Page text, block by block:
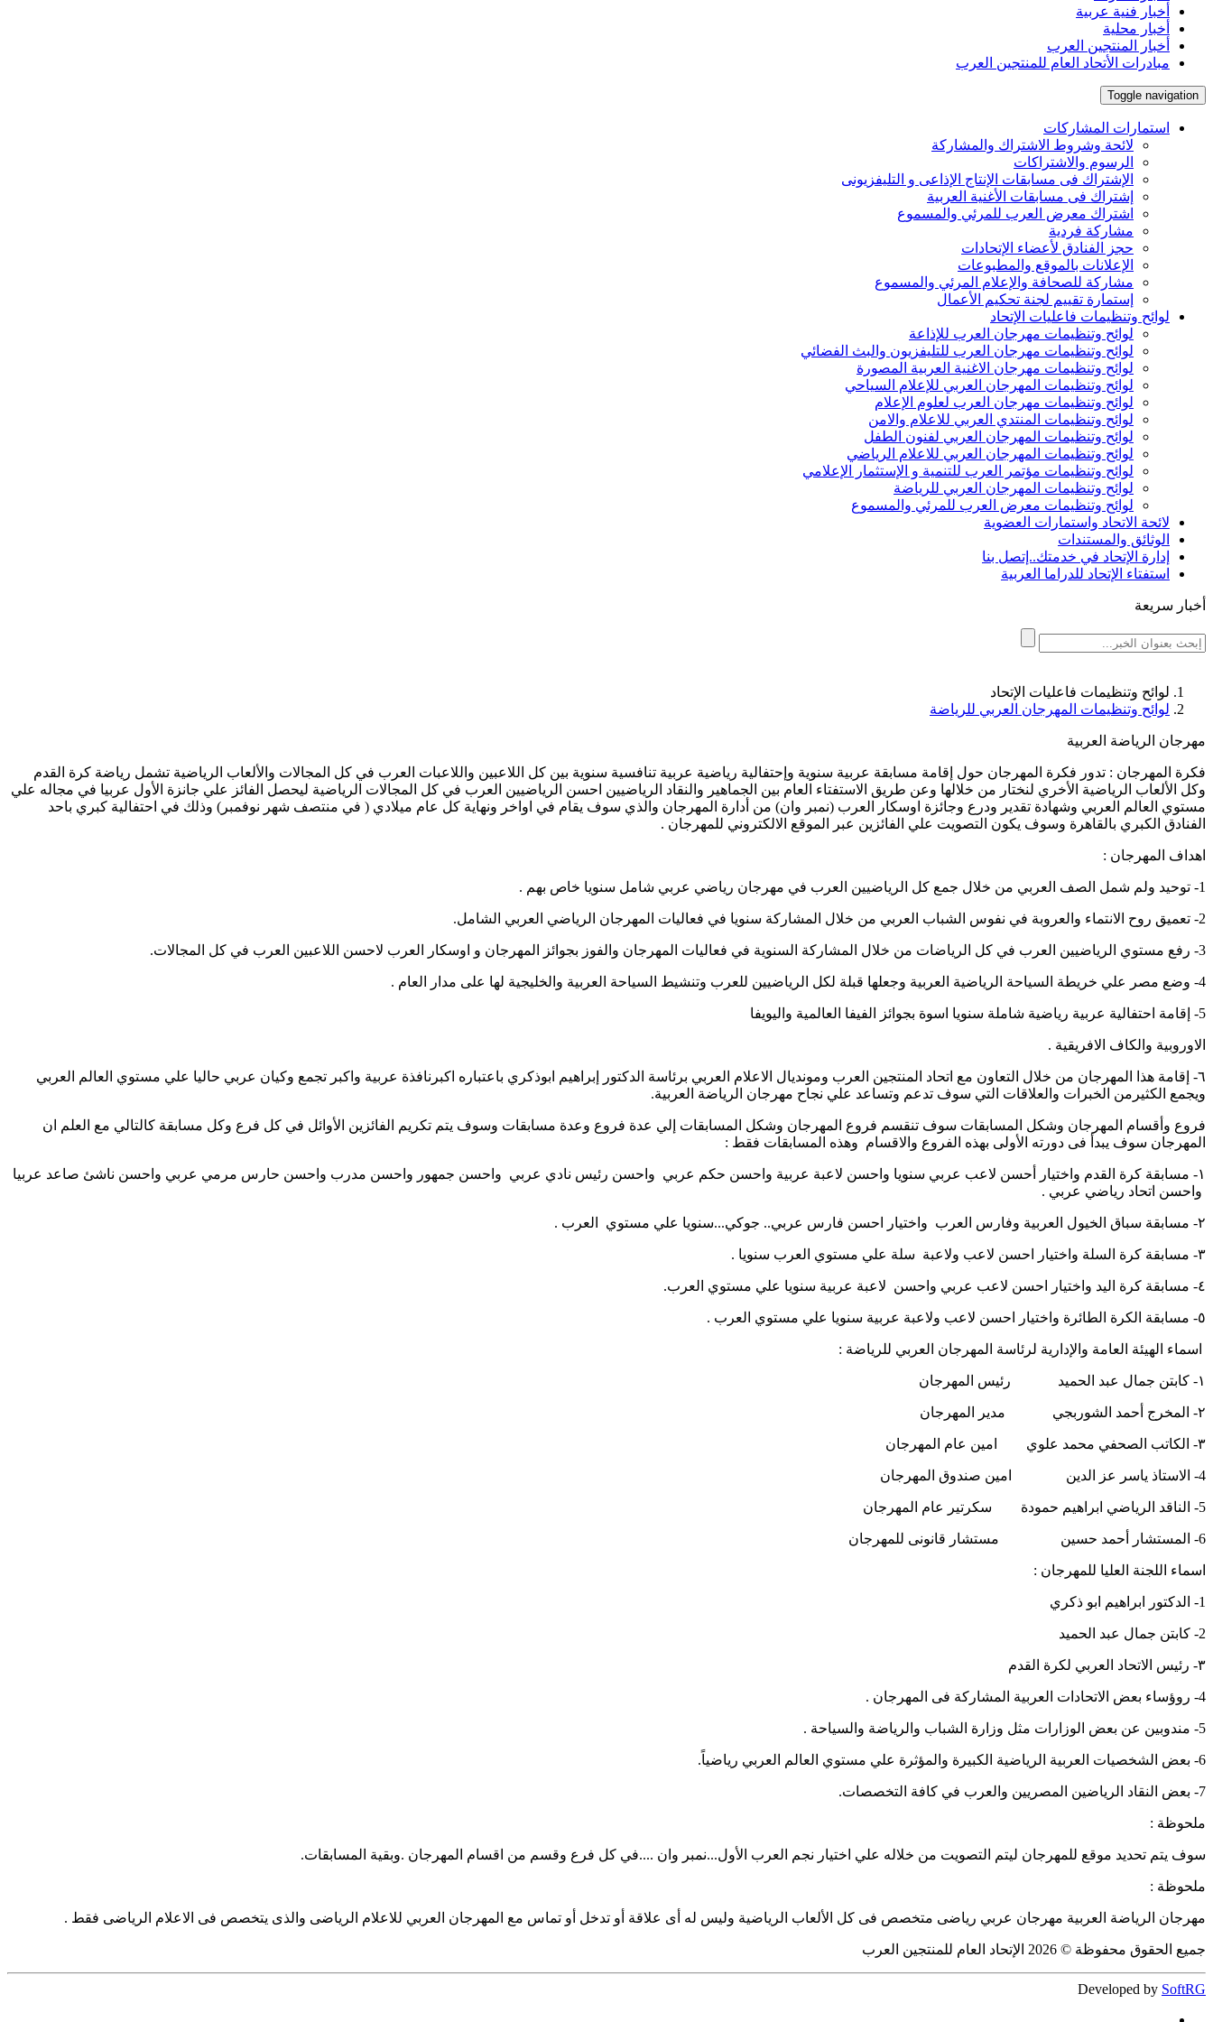
أخبار فنية عربية
أخبار محلية
أخبار المنتجين العرب
مبادرات الأتحاد العام للمنتجين العرب
Toggle navigation
استمارات المشاركات
لائحة وشروط الاشتراك والمشاركة
الرسوم والاشتراكات
الإشتراك فى مسابقات الإنتاج الإذاعى و التليفزيونى
إشتراك فى مسابقات الأغنية العربية
اشتراك معرض العرب للمرئي والمسموع
مشاركة فردية
حجز الفنادق لأعضاء الإتحادات
الإعلانات بالموقع والمطبوعات
مشاركة للصحافة والإعلام المرئي والمسموع
إستمارة تقييم لجنة تحكيم الأعمال
لوائح وتنظيمات فاعليات الإتحاد
لوائح وتنظيمات مهرجان العرب للإذاعة
لوائح وتنظيمات مهرجان العرب للتليفزيون والبث الفضائي
لوائح وتنظيمات مهرجان الاغنية العربية المصورة
لوائح وتنظيمات المهرجان العربي للإعلام السياحي
لوائح وتنظيمات مهرجان العرب لعلوم الإعلام
لوائح وتنظيمات المنتدي العربي للاعلام والامن
لوائح وتنظيمات المهرجان العربي لفنون الطفل
لوائح وتنظيمات المهرجان العربي للاعلام الرياضي
لوائح وتنظيمات مؤتمر العرب للتنمية و الإستثمار الإعلامي
لوائح وتنظيمات المهرجان العربي للرياضة
لوائح وتنظيمات معرض العرب للمرئي والمسموع
لائحة الاتحاد واستمارات العضوية
الوثائق والمستندات
إدارة الإتحاد في خدمتك..إتصل بنا
استفتاء الإتحاد للدراما العربية
أخبار سريعة
لوائح وتنظيمات فاعليات الإتحاد
لوائح وتنظيمات المهرجان العربي للرياضة
مهرجان الرياضة العربية
فكرة المهرجان : تدور فكرة المهرجان حول إقامة مسابقة عربية سنوية وإحتفالية رياضية عربية تنافسية سنوية بين كل اللاعبين واللاعبات العرب في كل المجالات والألعاب الرياضية تشمل رياضة كرة القدم
وكل الألعاب الرياضية الأخري لنختار من خلالها وعن طريق الاستفتاء العام بين الجماهير والنقاد الرياضيين احسن الرياضيين العرب في كل المجالات الرياضية ليحصل الفائز علي جانزة الأول عربيا في مجاله علي
مستوي العالم العربي وشهادة تقدير ودرع وجائزة اوسكار العرب (نمبر وان) من أدارة المهرجان والذي سوف يقام في اواخر ونهاية كل عام ميلادي ( في منتصف شهر نوفمبر) وذلك في احتفالية كبري باحد
الفنادق الكبري بالقاهرة وسوف يكون التصويت علي الفائزين عبر الموقع الالكتروني للمهرجان .
اهداف المهرجان :
1- توحيد ولم شمل الصف العربي من خلال جمع كل الرياضيين العرب في مهرجان رياضي عربي شامل سنويا خاص بهم .
2- تعميق روح الانتماء والعروبة في نفوس الشباب العربي من خلال المشاركة سنويا في فعاليات المهرجان الرياضي العربي الشامل.
3- رفع مستوي الرياضيين العرب في كل الرياضات من خلال المشاركة السنوية في فعاليات المهرجان والفوز بجوائز المهرجان و اوسكار العرب لاحسن اللاعبين العرب في كل المجالات.
4- وضع مصر علي خريطة السياحة الرياضية العربية وجعلها قبلة لكل الرياضيين للعرب وتنشيط السياحة العربية والخليجية لها على مدار العام .
5- إقامة احتفالية عربية رياضية شاملة سنويا اسوة بجوائز الفيفا العالمية واليويفا
الاوروبية والكاف الافريقية .
٦- إقامة هذا المهرجان من خلال التعاون مع اتحاد المنتجين العرب ومونديال الاعلام العربي برئاسة الدكتور إبراهيم ابوذكري باعتباره اكبرنافذة عربية واكبر تجمع وكيان عربي حاليا علي مستوي العالم العربي
ويجمع الكثيرمن الخبرات والعلاقات التي سوف تدعم وتساعد علي نجاح مهرجان الرياضة العربية.
فروع وأقسام المهرجان وشكل المسابقات سوف تنقسم فروع المهرجان وشكل المسابقات إلي عدة فروع وعدة مسابقات وسوف يتم تكريم الفائزين الأوائل في كل فرع وكل مسابقة كالتالي مع العلم ان
المهرجان سوف يبدأ فى دورته الأولى بهذه الفروع والاقسام وهذه المسابقات فقط :
١- مسابقة كرة القدم واختيار أحسن لاعب عربي سنويا واحسن لاعبة عربية واحسن حكم عربي واحسن رئيس نادي عربي واحسن جمهور واحسن مدرب واحسن حارس مرمي عربي واحسن ناشئ صاعد عربيا
واحسن اتحاد رياضي عربي .
٢- مسابقة سباق الخيول العربية وفارس العرب واختيار احسن فارس عربي.. جوكي...سنويا علي مستوي العرب .
٣- مسابقة كرة السلة واختيار احسن لاعب ولاعبة سلة علي مستوي العرب سنويا .
٤- مسابقة كرة اليد واختيار احسن لاعب عربي واحسن لاعبة عربية سنويا علي مستوي العرب.
٥- مسابقة الكرة الطائرة واختيار احسن لاعب ولاعبة عربية سنويا علي مستوي العرب .
اسماء الهيئة العامة والإدارية لرئاسة المهرجان العربي للرياضة :
١- كابتن جمال عبد الحميد رئيس المهرجان
٢- المخرج أحمد الشوربجي مدير المهرجان
٣- الكاتب الصحفي محمد علوي امين عام المهرجان
4- الاستاذ ياسر عز الدين امين صندوق المهرجان
5- الناقد الرياضي ابراهيم حمودة سكرتير عام المهرجان
6- المستشار أحمد حسين مستشار قانونى للمهرجان
اسماء اللجنة العليا للمهرجان :
1- الدكتور ابراهيم ابو ذكري
2- كابتن جمال عبد الحميد
٣- رئيس الاتحاد العربي لكرة القدم
4- روؤساء بعض الاتحادات العربية المشاركة فى المهرجان .
5- مندوبين عن بعض الوزارات مثل وزارة الشباب والرياضة والسياحة .
6- بعض الشخصيات العربية الرياضية الكبيرة والمؤثرة علي مستوي العالم العربي رياضياً.
7- بعض النقاد الرياضين المصريين والعرب في كافة التخصصات.
ملحوظة :
سوف يتم تحديد موقع للمهرجان ليتم التصويت من خلاله علي اختيار نجم العرب الأول...نمبر وان ....في كل فرع وقسم من اقسام المهرجان .وبقية المسابقات.
ملحوظة :
مهرجان الرياضة العربية مهرجان عربي رياضى متخصص فى كل الألعاب الرياضية وليس له أى علاقة أو تدخل أو تماس مع المهرجان العربي للاعلام الرياضى والذى يتخصص فى الاعلام الرياضى فقط .
جميع الحقوق محفوظة © 2026 الإتحاد العام للمنتجين العرب
Developed by SoftRG